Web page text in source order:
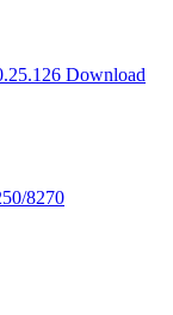
Download
8270